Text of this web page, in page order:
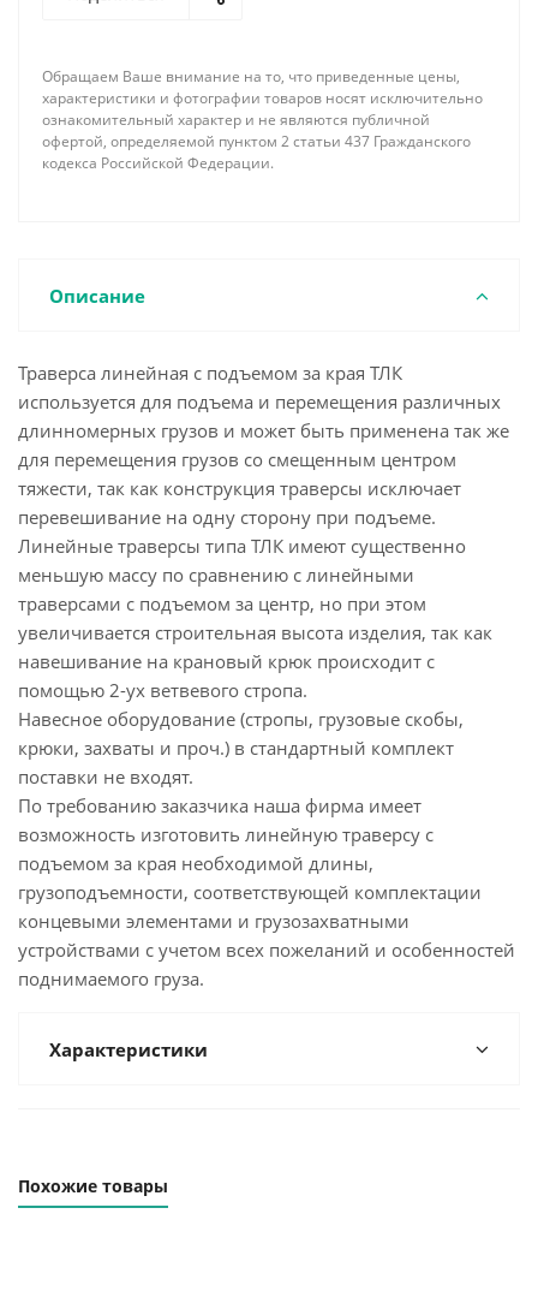
крюки, захваты и проч.) в стандартный комплект
поставки не входят.
По требованию заказчика наша фирма имеет
возможность изготовить линейную траверсу с
грузозахватными устройствами с учетом всех
Обращаем Ваше внимание на то, что приведенные цены,
характеристики и фотографии товаров носят исключительно
ознакомительный характер и не являются публичной
офертой, определяемой пунктом 2 статьи 437 Гражданского
кодекса Российской Федерации.
Описание
Траверса линейная с подъемом за края ТЛК
используется для подъема и перемещения различных
длинномерных грузов и может быть применена так же
для перемещения грузов со смещенным центром
тяжести, так как конструкция траверсы исключает
перевешивание на одну сторону при подъеме.
Линейные траверсы типа ТЛК имеют существенно
меньшую массу по сравнению с линейными
траверсами с подъемом за центр, но при этом
увеличивается строительная высота изделия, так как
навешивание на крановый крюк происходит с
помощью 2-ух ветвевого стропа.
Навесное оборудование (стропы, грузовые скобы,
крюки, захваты и проч.) в стандартный комплект
поставки не входят.
По требованию заказчика наша фирма имеет
возможность изготовить линейную траверсу с
подъемом за края необходимой длины,
грузоподъемности, соответствующей комплектации
концевыми элементами и грузозахватными
устройствами с учетом всех пожеланий и особенностей
поднимаемого груза.
Характеристики
Похожие товары